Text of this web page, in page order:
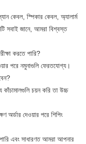
কেবল, স্পিকার কেবল, অ্যালার্ম
সবাই জানে, আমরা বিশ্বস্ত
করতে পারি?
পরে নমুনাগুলি ফেরতযোগ্য।
চয়ন করি তা উচ্চ
দেওয়ার পরে শিপিং
এবং সাধারণত আমরা আপনার